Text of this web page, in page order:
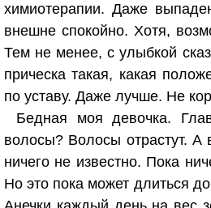
химиотерапии. Даже
внешне спокойно. Хотя,
Тем не менее, с улыбкой
прическа такая, какая
по уставу. Даже лучше. Не
Бедная моя девочка.
волосы? Волосы отрастут. А
ничего не известно. Пока
Но это пока может длиться